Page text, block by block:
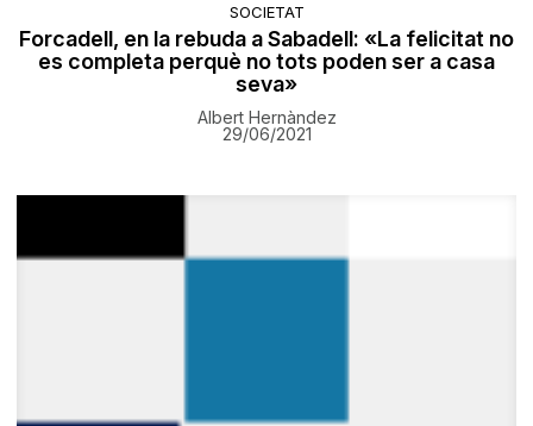
SOCIETAT
Forcadell, en la rebuda a Sabadell: «La felicitat no
es completa perquè no tots poden ser a casa
seva»
Albert Hernàndez
29/06/2021